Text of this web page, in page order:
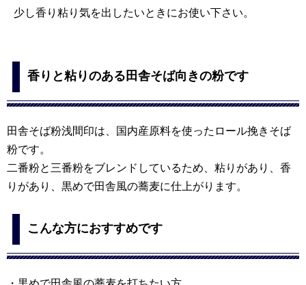
少し香り粘り気を出したいときにお使い下さい。
香りと粘りのある田舎そば向きの粉です
田舎そば粉浅間印は、国内産原料を使ったロール挽きそば
粉です。
二番粉と三番粉をブレンドしているため、粘りがあり、香
りがあり、黒めで田舎風の蕎麦に仕上がります。
こんな方におすすめです